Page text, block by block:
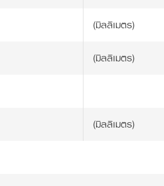
(มิลลิเมตร)
(มิลลิเมตร)
(มิลลิเมตร)